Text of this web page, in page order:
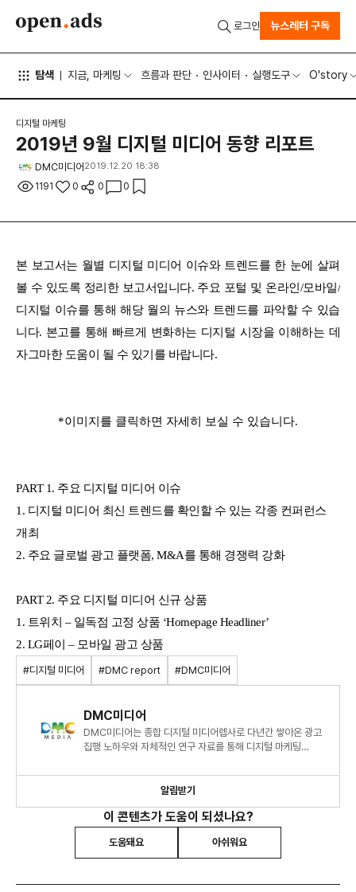
탐색 지금, 마케팅 흐름과 판단 인사이터 실행도구 O'story
로그인 뉴스레터 구독
디지털 마케팅
2019년 9월 디지털 미디어 동향 리포트
DMC미디어 2019.12.20 18:38
1191 0 0 0
본 보고서는 월별 디지털 미디어 이슈와 트렌드를 한 눈에 살펴
볼 수 있도록 정리한 보고서입니다. 주요 포털 및 온라인/모바일/
디지털 이슈를 통해 해당 월의 뉴스와 트렌드를 파악할 수 있습
니다. 본고를 통해 빠르게 변화하는 디지털 시장을 이해하는 데
자그마한 도움이 될 수 있기를 바랍니다.
*이미지를 클릭하면 자세히 보실 수 있습니다.
PART 1. 주요 디지털 미디어 이슈
1. 디지털 미디어 최신 트렌드를 확인할 수 있는 각종 컨퍼런스
개최
2. 주요 글로벌 광고 플랫폼, M&A를 통해 경쟁력 강화
PART 2. 주요 디지털 미디어 신규 상품
1. 트위치 – 일독점 고정 상품 ‘Homepage Headliner’
2. LG페이 – 모바일 광고 상품
#디지털 미디어 #DMC report #DMC미디어
DMC미디어
DMC미디어는 종합 디지털 미디어렙사로 다년간 쌓아온 광고
집행 노하우와 자체적인 연구 자료를 통해 디지털 마케팅
알림받기
이 콘텐츠가 도움이 되셨나요?
도움돼요 아쉬워요